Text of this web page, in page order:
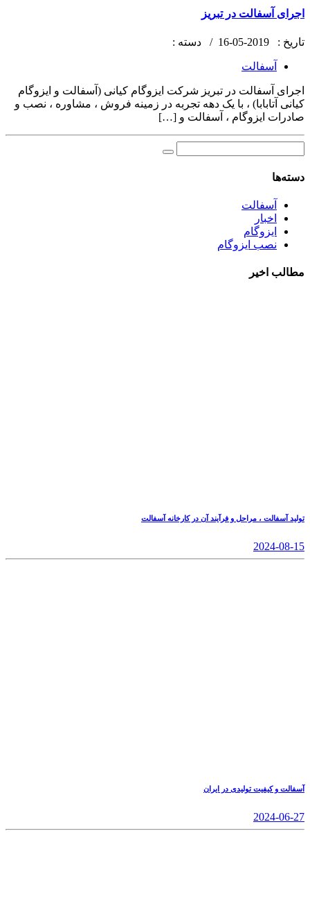
اجرای آسفالت در تبریز
تاریخ : دسته :
آسفالت
اجرای آسفالت در تبریز شرکت ایزوگام کیانی (آسفالت و ایزوگام
کیانی آتابابا) ، با یک دهه تجربه در زمینه فروش ، مشاوره ، نصب و
صادرات ایزوگام ، آسفالت و […]
دسته‌ها
آسفالت
اخبار
ایزوگام
نصب ایزوگام
مطالب اخیر
تولید آسفالت ، مراحل و فرآیند آن در کارخانه آسفالت
2024-08-15
آسفالت و کیفیت تولیدی در ایران
2024-06-27